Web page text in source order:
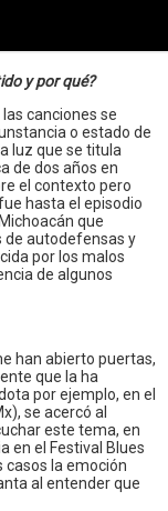
y por qué?
canciones se
o estado de
luz que se titula
de dos años en
el contexto pero
hasta el episodio
que
de autodefensas y
por los malos
de algunos
han abierto puertas,
que la ha
por ejemplo, en el
se acercó al
este tema, en
en el Festival Blues
la emoción
al entender que